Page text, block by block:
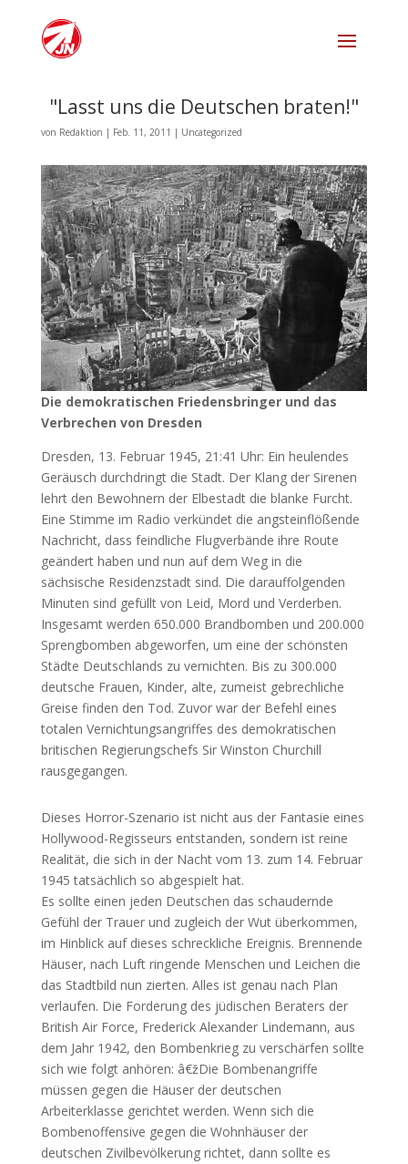
"Lasst uns die Deutschen braten!"
von Redaktion | Feb. 11, 2011 | Uncategorized
Die demokratischen Friedensbringer und das
Verbrechen von Dresden
Dresden, 13. Februar 1945, 21:41 Uhr: Ein heulendes
Geräusch durchdringt die Stadt. Der Klang der Sirenen
lehrt den Bewohnern der Elbestadt die blanke Furcht.
Eine Stimme im Radio verkündet die angsteinflößende
Nachricht, dass feindliche Flugverbände ihre Route
geändert haben und nun auf dem Weg in die
sächsische Residenzstadt sind. Die darauffolgenden
Minuten sind gefüllt von Leid, Mord und Verderben.
Insgesamt werden 650.000 Brandbomben und 200.000
Sprengbomben abgeworfen, um eine der schönsten
Städte Deutschlands zu vernichten. Bis zu 300.000
deutsche Frauen, Kinder, alte, zumeist gebrechliche
Greise finden den Tod. Zuvor war der Befehl eines
totalen Vernichtungsangriffes des demokratischen
britischen Regierungschefs Sir Winston Churchill
rausgegangen.
Dieses Horror-Szenario ist nicht aus der Fantasie eines
Hollywood-Regisseurs entstanden, sondern ist reine
Realität, die sich in der Nacht vom 13. zum 14. Februar
1945 tatsächlich so abgespielt hat.
Es sollte einen jeden Deutschen das schaudernde
Gefühl der Trauer und zugleich der Wut überkommen,
im Hinblick auf dieses schreckliche Ereignis. Brennende
Häuser, nach Luft ringende Menschen und Leichen die
das Stadtbild nun zierten. Alles ist genau nach Plan
verlaufen. Die Forderung des jüdischen Beraters der
British Air Force, Frederick Alexander Lindemann, aus
dem Jahr 1942, den Bombenkrieg zu verschärfen sollte
sich wie folgt anhören: â€žDie Bombenangriffe
müssen gegen die Häuser der deutschen
Arbeiterklasse gerichtet werden. Wenn sich die
Bombenoffensive gegen die Wohnhäuser der
deutschen Zivilbevölkerung richtet, dann sollte es